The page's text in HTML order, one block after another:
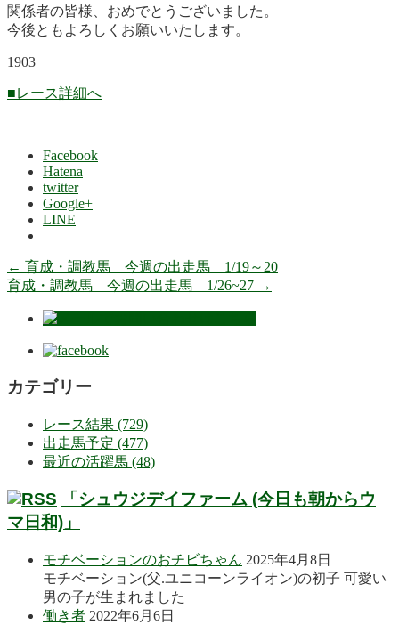
関係者の皆様、おめでとうございました。
今後ともよろしくお願いいたします。
1903
■レース詳細へ
Facebook
Hatena
twitter
Google+
LINE
← 育成・調教馬 今週の出走馬 1/19～20
育成・調教馬 今週の出走馬 1/26~27 →
カテゴリー
レース結果 (729)
出走馬予定 (477)
最近の活躍馬 (48)
「シュウジデイファーム (今日も朝からウ
マ日和)」
モチベーションのおチビちゃん 2025年4月8日
モチベーション(父.ユニコーンライオン)の初子 可愛い
男の子が生まれました
働き者 2022年6月6日